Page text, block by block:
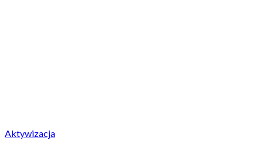
Aktywizacja